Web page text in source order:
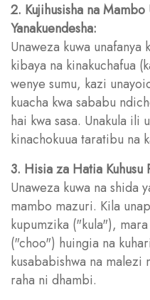
2. Kujihusisha na
Yanakuendesha:
Unaweza kuwa unafanya
kibaya na kinakuchafua
wenye sumu, kazi
kuacha kwa sababu
hai kwa sasa. Unakula ili
kinachokuua taratibu na
3. Hisia za Hatia Kuhusu
Unaweza kuwa na shida
mambo mazuri. Kila
kupumzika ("kula"),
("choo") huingia na
kusababishwa na malezi
raha ni dhambi.